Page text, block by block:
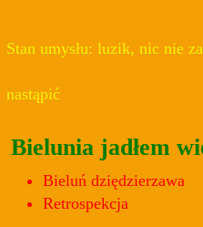
Stan umysłu: luzik, nic nie
nastąpić
Bielunia jadłem
Bieluń dziędzierzawa
Retrospekcja